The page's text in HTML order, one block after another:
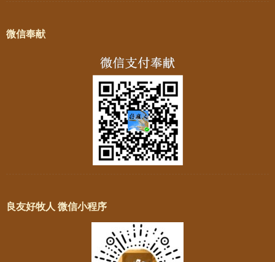
微信奉献
良友好牧人 微信小程序